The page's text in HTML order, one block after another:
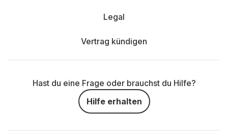
Legal
Vertrag kündigen
Hast du eine Frage oder brauchst du Hilfe?
Hilfe erhalten